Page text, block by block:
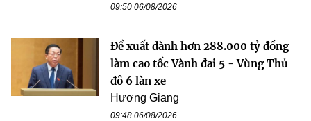
09:50 06/08/2026
Đề xuất dành hơn 288.000 tỷ đồng
làm cao tốc Vành đai 5 - Vùng Thủ
đô 6 làn xe
Hương Giang
09:48 06/08/2026